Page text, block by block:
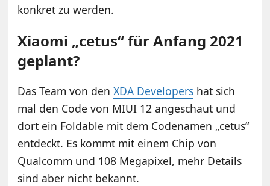
konkret zu werden.
Xiaomi „cetus“ für Anfang 2021
geplant?
Das Team von denXDA Developers hat sich
mal den Code von MIUI 12 angeschaut und
dort ein Foldable mit dem Codenamen „cetus“
entdeckt. Es kommt mit einem Chip von
Qualcomm und 108 Megapixel, mehr Details
sind aber nicht bekannt.